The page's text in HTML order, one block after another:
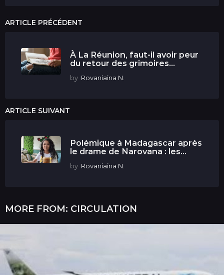
ARTICLE PRÉCÉDENT
À La Réunion, faut-il avoir peur
du retour des grimoires...
by Rovaniaina N.
ARTICLE SUIVANT
Polémique à Madagascar après
le drame de Narovana : les...
by Rovaniaina N.
MORE FROM: CIRCULATION